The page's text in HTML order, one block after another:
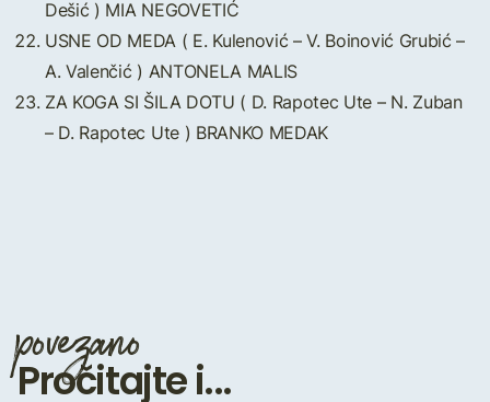
Dešić ) MIA NEGOVETIĆ
USNE OD MEDA ( E. Kulenović – V. Boinović Grubić –
A. Valenčić ) ANTONELA MALIS
ZA KOGA SI ŠILA DOTU ( D. Rapotec Ute – N. Zuban
– D. Rapotec Ute ) BRANKO MEDAK
povezano
Pročitajte i...